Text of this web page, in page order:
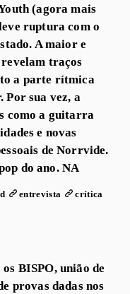
(agora mais
ruptura com o
A maior e
traços
a parte rítmica
Por sua vez, a
como a guitarra
e novas
de Norrvide.
do ano. NA
entrevista
crítica
BISPO, união de
provas dadas nos